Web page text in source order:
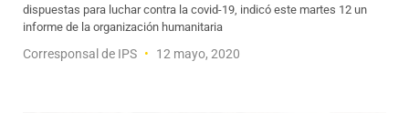
dispuestas para luchar contra la covid-19, indicó este martes 12 un
informe de la organización humanitaria
Corresponsal de IPS 12 mayo, 2020